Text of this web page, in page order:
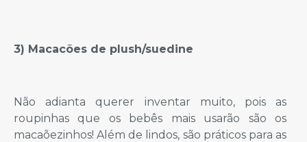
3) Macacões de plush/suedine
Não adianta querer inventar muito, pois as
roupinhas que os bebês mais usarão são os
macaõezinhos! Além de lindos, são práticos para as